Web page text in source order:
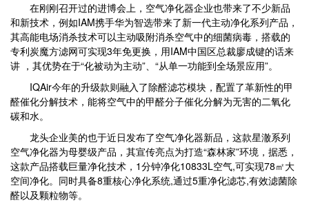
在刚刚召开过的进博会上，空气净化器企业也带来了不少新品
和新技术，例如IAM携手华为智选带来了新一代主动净化系列产品，
其高能电场消杀技术可以主动吸附消杀空气中的细菌病毒，搭载的
专利炭魔方滤网可实现3年免更换，用IAM中国区总裁廖成键的话来
讲 ，其优势在于“化被动为主动”、“从单一功能到全场景应用”。
IQAir今年的升级款则融入了除醛滤芯模块，配置了革新性的甲
醛催化分解技术，能将空气中的甲醛分子催化分解为无害的二氧化
碳和水。
龙头企业美的也于近日发布了空气净化器新品，这款星澈系列
空气净化器为母婴级产品，其宣传亮点为打造“森林家”环境，据悉，
这款产品搭载巨量净化技术，1分钟净化10833L空气,可实现78㎡大
空间净化。同时具备8重核心净化系统,通过5重净化滤芯,有效滤菌除
醛以及颗粒物等。